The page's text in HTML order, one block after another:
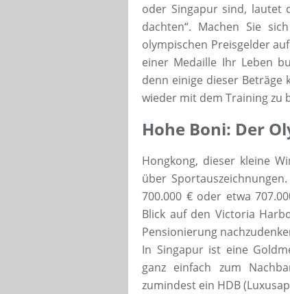
oder Singapur sind, lautet
dachten“. Machen Sie
olympischen Preisgelder
einer Medaille Ihr Leben
denn einige dieser Beträge
wieder mit dem Training zu
Hohe Boni: Der
Hongkong, dieser kleine
über
700.000 € oder etwa
Blick auf den Victoria
Pensionierung
In Singapur ist eine
ganz einfach zum
zumindest ein HDB